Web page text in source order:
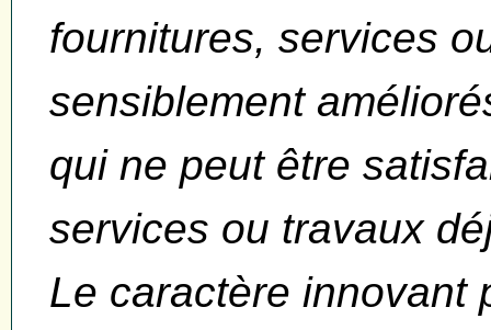
fournitures, services
sensiblement
qui ne peut être
services ou travaux
Le caractère innovant